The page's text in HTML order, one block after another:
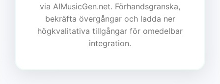
via AIMusicGen.net. Förhandsgranska,
bekräfta övergångar och ladda ner
högkvalitativa tillgångar för omedelbar
integration.